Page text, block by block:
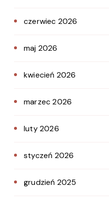
czerwiec 2026
maj 2026
kwiecień 2026
marzec 2026
luty 2026
styczeń 2026
grudzień 2025